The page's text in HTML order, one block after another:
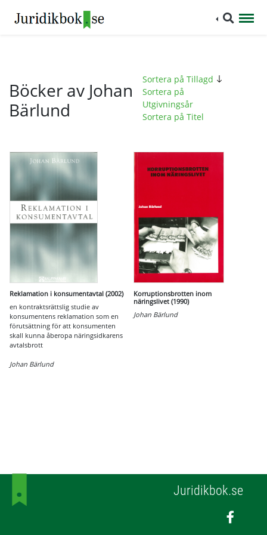
Böcker av Johan
Bärlund
Sortera på Tillagd
Sortera på
Utgivningsår
Sortera på Titel
Reklamation i konsumentavtal (2002)
en kontraktsrättslig studie av
konsumentens reklamation som en
förutsättning för att konsumenten
skall kunna åberopa näringsidkarens
avtalsbrott
Johan Bärlund
Korruptionsbrotten inom
näringslivet (1990)
Johan Bärlund
Juridikbok.se